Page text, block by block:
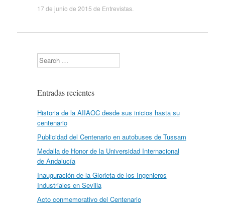
17 de junio de 2015 de Entrevistas.
Search
Entradas recientes
Historia de la AIIAOC desde sus inicios hasta su
centenario
Publicidad del Centenario en autobuses de Tussam
Medalla de Honor de la Universidad Internacional
de Andalucía
Inauguración de la Glorieta de los Ingenieros
Industriales en Sevilla
Acto conmemorativo del Centenario